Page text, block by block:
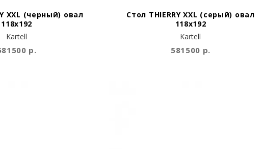
Kartell
XXL (черный) овал
118х192
р.
Kartell
Стол THIERRY XXL (серый) овал
118х192
581500 р.